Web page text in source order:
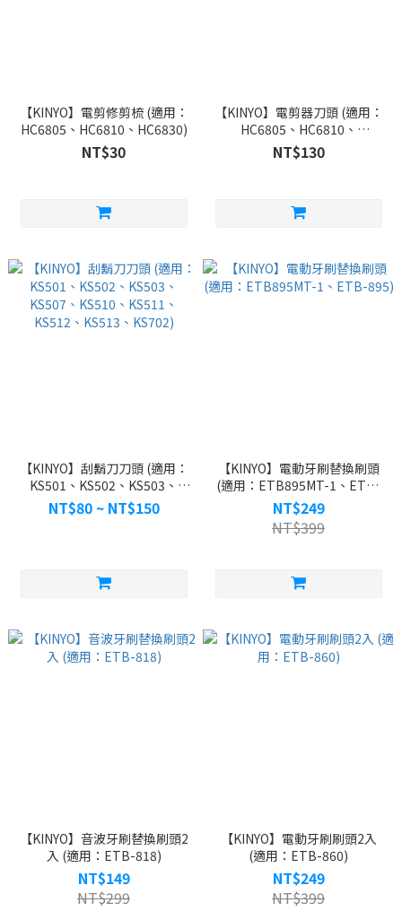
【KINYO】電剪修剪梳 (適用：
HC6805、HC6810、HC6830)
NT$30
【KINYO】電剪器刀頭 (適用：
HC6805、HC6810、
HC6820、HC6830)
NT$130
【KINYO】刮鬍刀刀頭 (適用：
KS501、KS502、KS503、
KS507、KS510、KS511、
KS512、KS513、KS702)
NT$80 ~ NT$150
【KINYO】電動牙刷替換刷頭
(適用：ETB895MT-1、ETB-
895)
NT$249
NT$399
【KINYO】音波牙刷替換刷頭2
入 (適用：ETB-818)
NT$149
NT$299
【KINYO】電動牙刷刷頭2入
(適用：ETB-860)
NT$249
NT$399